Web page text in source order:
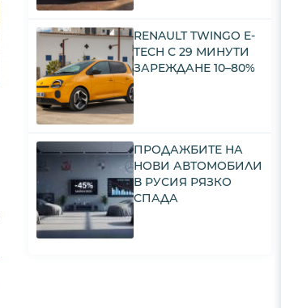
RENAULT TWINGO E-
TECH С 29 МИНУТИ
ЗАРЕЖДАНЕ 10–80%
ПРОДАЖБИТЕ НА
НОВИ АВТОМОБИЛИ
В РУСИЯ РЯЗКО
СПАДА